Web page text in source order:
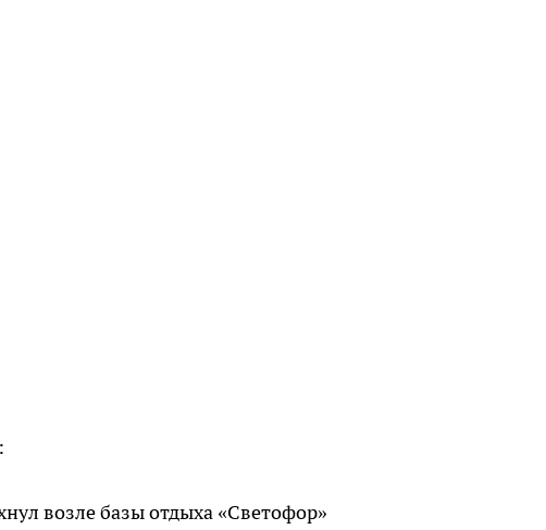
возле базы отдыха «Светофор»